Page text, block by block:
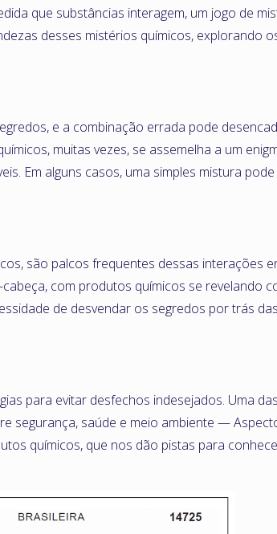
que substâncias interagem, um jogo de
desses mistérios químicos, explorando
e a combinação errada pode
muitas vezes, se assemelha a um
Em alguns casos, uma simples mistura
são palcos frequentes dessas interações
com produtos químicos se revelando
de desvendar os segredos por trás
para evitar desfechos indesejados. Uma
segurança, saúde e meio ambiente —
químicos, que nos dão pistas para